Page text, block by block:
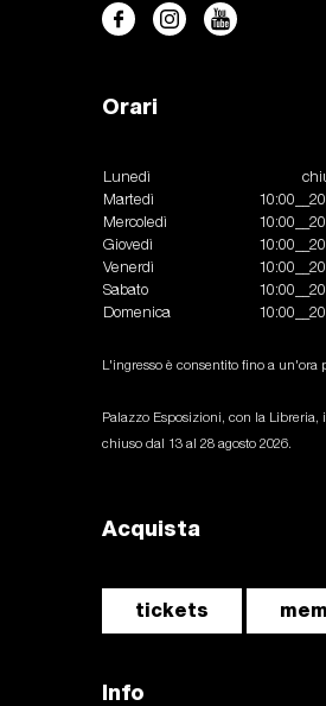
Orari
Lunedì
Martedì
Mercoledì
Giovedì
Venerdì
Sabato
Domenica
L'ingresso è consentito fino a un'ora
Palazzo Esposizioni, con la Libreria,
chiuso dal 13 al 28 agosto 2026.
Acquista
tickets
Info